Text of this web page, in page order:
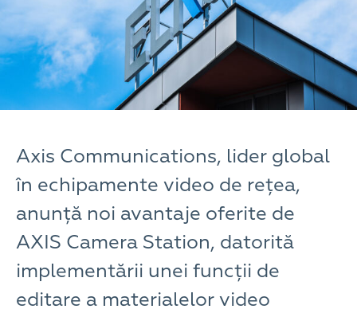
Axis Communications, lider global
în echipamente video de rețea,
anunță noi avantaje oferite de
AXIS Camera Station, datorită
implementării unei funcții de
editare a materialelor video